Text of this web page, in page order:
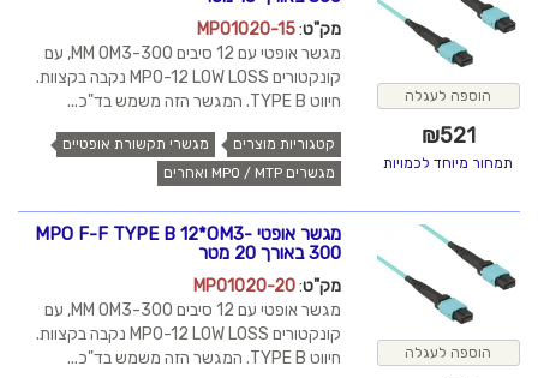
הוספה לעגלה
₪521
תמחור מיוחד לכמויות
מק"ט:
MPO1020-15
מגשר אופטי עם 12 סיבים MM OM3-300, עם
קונקטורים MPO-12 LOW LOSS נקבה בקצוות.
חיווט TYPE B. המגשר הזה משמש בד"כ...
קטגוריות מוצרים
מגשרי תקשורת אופטיים
מגשרים MPO / MTP ואחרים
הוספה לעגלה
מגשר אופטי MPO F-F TYPE B 12*OM3-
300 באורך 20 מטר
מק"ט:
MPO1020-20
מגשר אופטי עם 12 סיבים MM OM3-300, עם
קונקטורים MPO-12 LOW LOSS נקבה בקצוות.
חיווט TYPE B. המגשר הזה משמש בד"כ...